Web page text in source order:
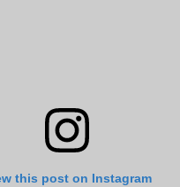
this post on Instagram